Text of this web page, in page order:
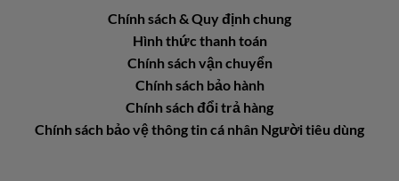
Chính sách & Quy định chung
Hình thức thanh toán
Chính sách vận chuyển
Chính sách bảo hành
Chính sách đổi trả hàng
Chính sách bảo vệ thông tin cá nhân Người tiêu dùng